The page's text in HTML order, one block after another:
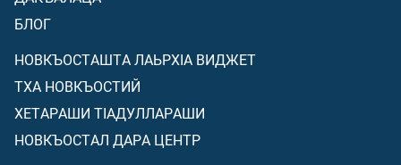
БЛОГ
НОВКЪОСТАШТА ЛАЬРХIА ВИДЖЕТ
ТХА НОВКЪОСТИЙ
ХЕТАРАШИ ТIАДУЛЛАРАШИ
НОВКЪОСТАЛ ДАРА ЦЕНТР